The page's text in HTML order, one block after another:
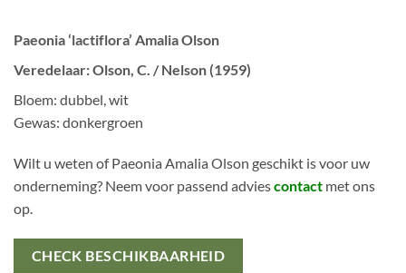
Paeonia ‘lactiflora’ Amalia Olson
Veredelaar: Olson, C. / Nelson (1959)
Bloem: dubbel, wit
Gewas: donkergroen
Wilt u weten of Paeonia Amalia Olson geschikt is voor uw
onderneming? Neem voor passend adviescontact met ons
op.
CHECK BESCHIKBAARHEID